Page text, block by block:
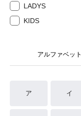
LADYS
KIDS
アルファベット
ア イ